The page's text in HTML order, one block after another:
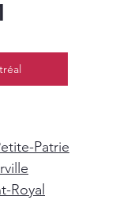
Patrie
Royal